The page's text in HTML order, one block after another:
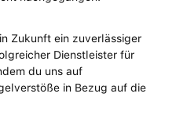
Zukunft ein zuverlässiger
Dienstleister für
du uns auf
in Bezug auf die